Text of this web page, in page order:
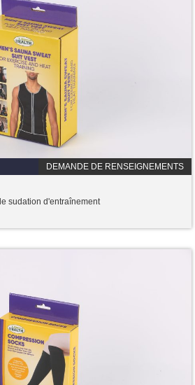
DEMANDE DE RENSEIGNEMENTS
sudation d'entraînement